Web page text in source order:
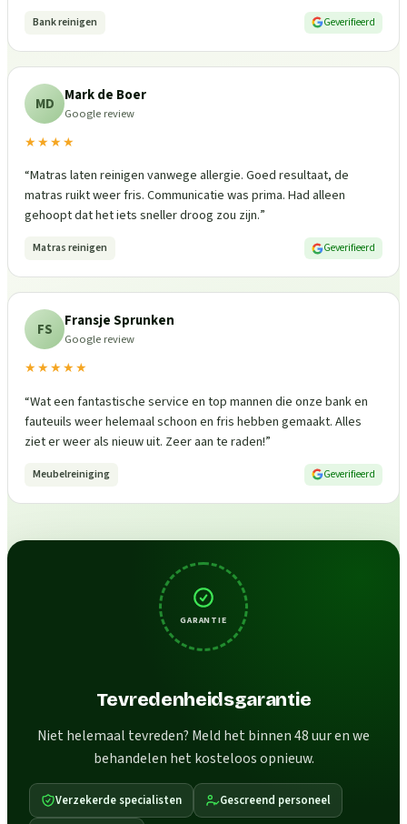
Bank reinigen Geverifieerd
MD Mark de Boer
Google review
★★★★
“Matras laten reinigen vanwege allergie. Goed resultaat, de
matras ruikt weer fris. Communicatie was prima. Had alleen
gehoopt dat het iets sneller droog zou zijn.”
Matras reinigen Geverifieerd
FS Fransje Sprunken
Google review
★★★★★
“Wat een fantastische service en top mannen die onze bank en
fauteuils weer helemaal schoon en fris hebben gemaakt. Alles
ziet er weer als nieuw uit. Zeer aan te raden!”
Meubelreiniging Geverifieerd
GARANTIE
Tevredenheidsgarantie
Niet helemaal tevreden? Meld het binnen 48 uur en we
behandelen het kosteloos opnieuw.
Verzekerde specialisten Gescreend personeel